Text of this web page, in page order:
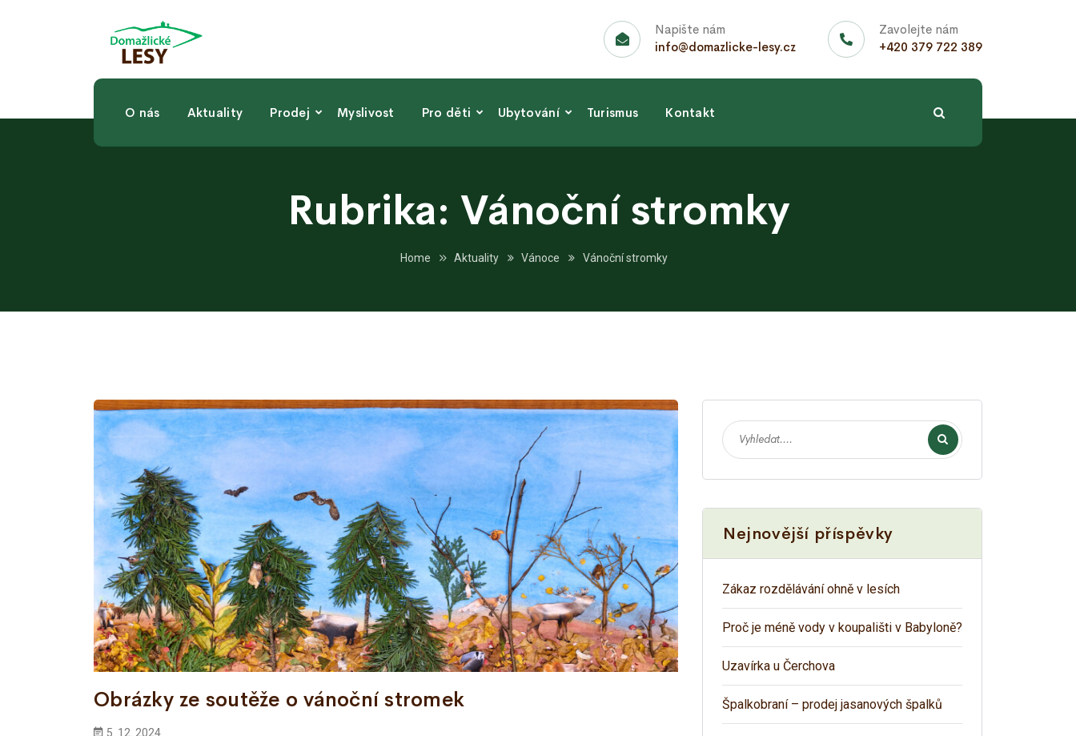
Napište nám
info@domazlicke-lesy.cz
Zavolejte nám
+420 379 722 389
O nás Aktuality Prodej Myslivost Pro děti Ubytování Turismus Kontakt
Rubrika: Vánoční stromky
Home Aktuality Vánoce Vánoční stromky
Obrázky ze soutěže o vánoční stromek
5. 12. 2024
Nejnovější příspěvky
Zákaz rozdělávání ohně v lesích
Proč je méně vody v koupališti v Babyloně?
Uzavírka u Čerchova
Špalkobraní – prodej jasanových špalků